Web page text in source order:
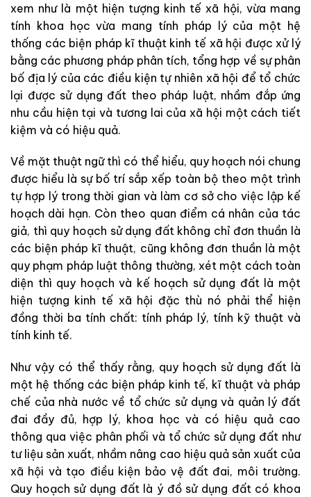
xem như là một hiện tượng kinh tế xã hội, vừa mang
tính khoa học vừa mang tính pháp lý của một hệ
thống các biện pháp kĩ thuật kinh tế xã hội được xử lý
bằng các phương pháp phân tích, tổng hợp về sự phân
bố địa lý của các điều kiện tự nhiên xã hội để tổ chức
lại được sử dụng đất theo pháp luật, nhầm đắp ứng
nhu cầu hiện tại và tương lai của xã hội một cách tiết
kiệm và có hiệu quả.
Về mặt thuật ngữ thì có thể hiểu, quy hoạch nói chung
được hiểu là sự bố trí sắp xếp toàn bộ theo một trình
tự hợp lý trong thời gian và làm cơ sở cho việc lập kế
hoạch dài hạn. Còn theo quan điểm cá nhân của tác
giả, thì quy hoạch sử dụng đất không chỉ đơn thuần là
các biện pháp kĩ thuật, cũng không đơn thuần là một
quy phạm pháp luật thông thường, xét một cách toàn
diện thì quy hoạch và kế hoạch sử dụng đất là một
hiện tượng kinh tế xã hội đặc thù nó phải thể hiện
đồng thời ba tính chất: tính pháp lý, tính kỹ thuật và
tính kinh tế.
Như vậy có thể thấy rằng, quy hoạch sử dụng đất là
một hệ thống các biện pháp kinh tế, kĩ thuật và pháp
chế của nhà nước về tổ chức sử dụng và quản lý đất
đai đầy đủ, hợp lý, khoa học và có hiệu quả cao
thông qua việc phân phối và tổ chức sử dụng đất như
tư liệu sản xuất, nhầm nâng cao hiệu quả sản xuất của
xã hội và tạo điều kiện bảo vệ đất đai, môi trường.
Quy hoạch sử dụng đất là ý đồ sử dụng đất có khoa